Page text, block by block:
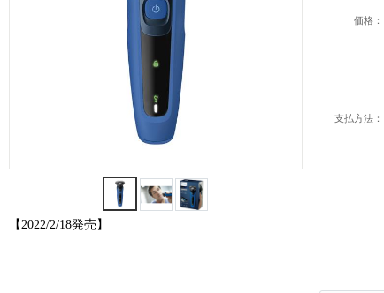
【2022/2/18発売】
価格：
支払方法：